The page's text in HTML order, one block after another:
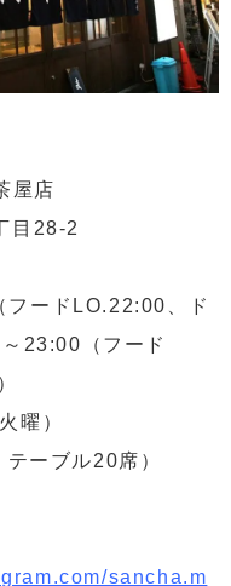
屋店
目28-2
ードLO.22:00、ド
23:00（フード
曜）
ーブル20席）
sancha.m